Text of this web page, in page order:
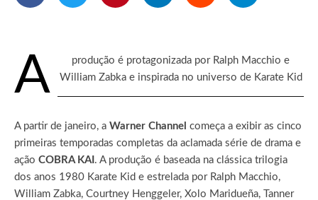
A
produção é protagonizada por Ralph Macchio e
William Zabka e inspirada no universo de Karate Kid
A partir de janeiro, a Warner Channel começa a exibir as cinco
primeiras temporadas completas da aclamada série de drama e
ação COBRA KAI . A produção é baseada na clássica trilogia
dos anos 1980 Karate Kid e estrelada por Ralph Macchio,
William Zabka, Courtney Henggeler, Xolo Maridueña, Tanner